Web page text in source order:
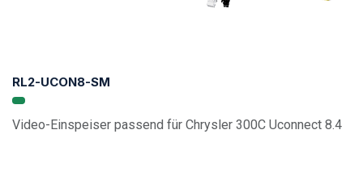
RL2-UCON8-SM
Video-Einspeiser passend für Chrysler 300C Uconnect 8.4